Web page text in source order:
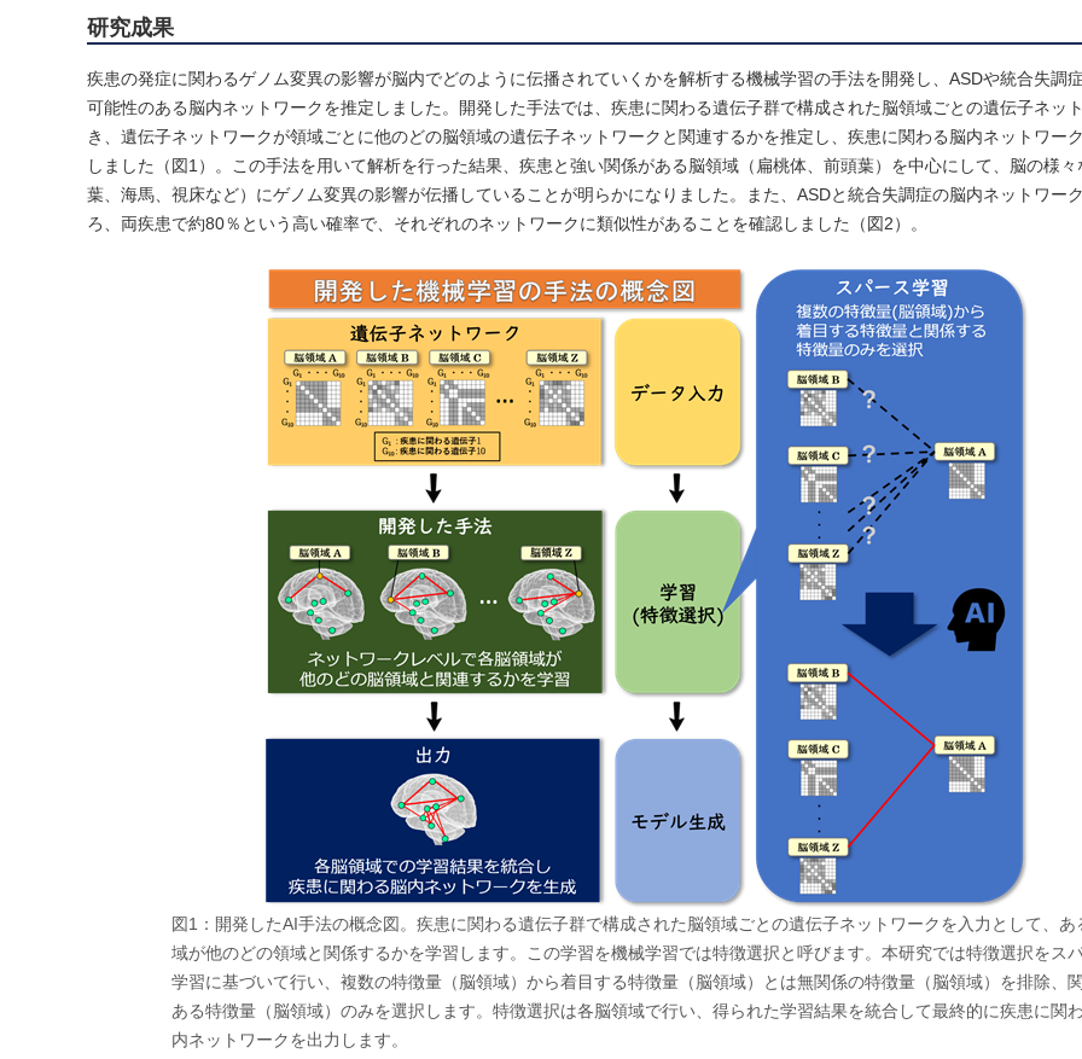
研究成果
疾患の発症に関わるゲノム変異の影響が脳内でどのように伝播されていくかを解析する機械学習の手法を開発し、ASDや統合失調
可能性のある脳内ネットワークを推定しました。開発した手法では、疾患に関わる遺伝子群で構成された脳領域ごとの遺伝子ネッ
き、遺伝子ネットワークが領域ごとに他のどの脳領域の遺伝子ネットワークと関連するかを推定し、疾患に関わる脳内ネットワー
しました（図1）。この手法を用いて解析を行った結果、疾患と強い関係がある脳領域（扁桃体、前頭葉）を中心にして、脳の様
葉、海馬、視床など）にゲノム変異の影響が伝播していることが明らかになりました。また、ASDと統合失調症の脳内ネットワー
ろ、両疾患で約80％という高い確率で、それぞれのネットワークに類似性があることを確認しました（図2）。
図1：開発したAI手法の概念図。疾患に関わる遺伝子群で構成された脳領域ごとの遺伝子ネットワークを入力として、あ
域が他のどの領域と関係するかを学習します。この学習を機械学習では特徴選択と呼びます。本研究では特徴選択をス
学習に基づいて行い、複数の特徴量（脳領域）から着目する特徴量（脳領域）とは無関係の特徴量（脳領域）を排除、
ある特徴量（脳領域）のみを選択します。特徴選択は各脳領域で行い、得られた学習結果を統合して最終的に疾患に関
内ネットワークを出力します。